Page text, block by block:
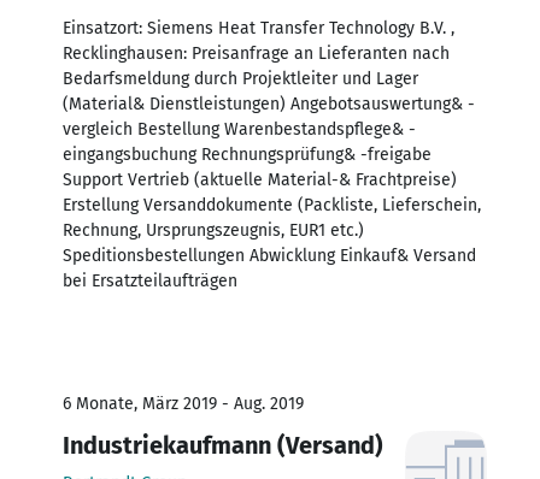
Einsatzort: Siemens Heat Transfer Technology B.V. ,
Recklinghausen: Preisanfrage an Lieferanten nach
Bedarfsmeldung durch Projektleiter und Lager
(Material& Dienstleistungen) Angebotsauswertung& -
vergleich Bestellung Warenbestandspflege& -
eingangsbuchung Rechnungsprüfung& -freigabe
Support Vertrieb (aktuelle Material-& Frachtpreise)
Erstellung Versanddokumente (Packliste, Lieferschein,
Rechnung, Ursprungszeugnis, EUR1 etc.)
Speditionsbestellungen Abwicklung Einkauf& Versand
bei Ersatzteilaufträgen
6 Monate, März 2019 - Aug. 2019
Industriekaufmann (Versand)